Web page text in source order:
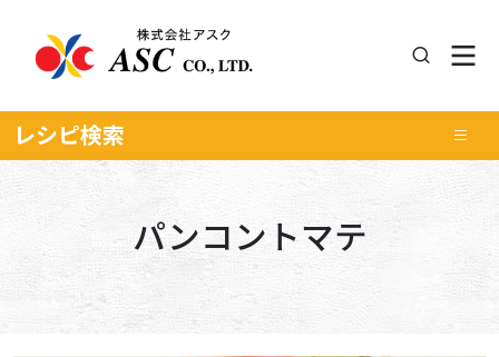
レシピ検索
パンコントマテ